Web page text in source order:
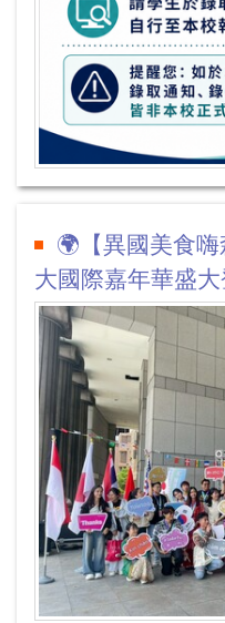
🌍【異國美食
大國際嘉年華盛大